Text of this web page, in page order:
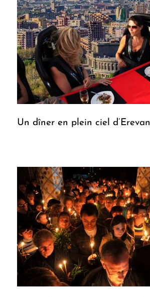
Un dîner en plein ciel d’Erevan